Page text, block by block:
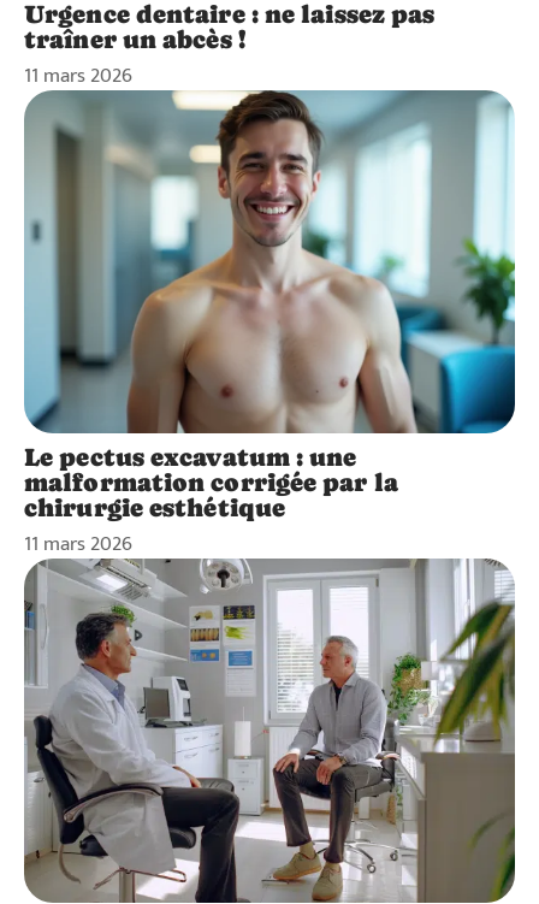
Urgence dentaire : ne laissez pas
traîner un abcès !
11 mars 2026
Le pectus excavatum : une
malformation corrigée par la
chirurgie esthétique
11 mars 2026